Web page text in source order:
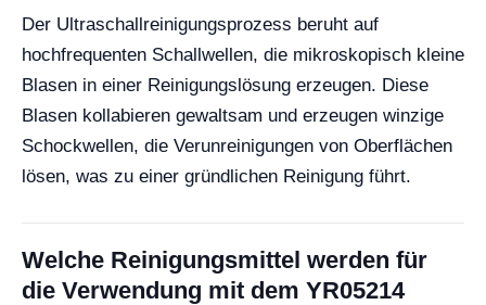
Der Ultraschallreinigungsprozess beruht auf
hochfrequenten Schallwellen, die mikroskopisch kleine
Blasen in einer Reinigungslösung erzeugen. Diese
Blasen kollabieren gewaltsam und erzeugen winzige
Schockwellen, die Verunreinigungen von Oberflächen
lösen, was zu einer gründlichen Reinigung führt.
Welche Reinigungsmittel werden für
die Verwendung mit dem YR05214